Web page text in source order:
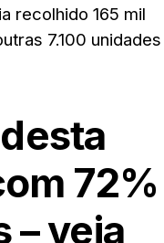
recolhido 165 mil
7.100 unidades
72%
– veja